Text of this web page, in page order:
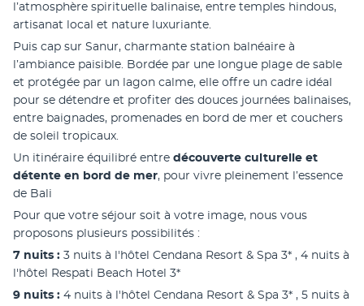
l’atmosphère spirituelle balinaise, entre temples hindous,
artisanat local et nature luxuriante.
Puis cap sur Sanur, charmante station balnéaire à
l’ambiance paisible. Bordée par une longue plage de sable
et protégée par un lagon calme, elle offre un cadre idéal
pour se détendre et profiter des douces journées balinaises,
entre baignades, promenades en bord de mer et couchers
de soleil tropicaux.
Un itinéraire équilibré entre découverte culturelle et
détente en bord de mer, pour vivre pleinement l’essence
de Bali
Pour que votre séjour soit à votre image, nous vous
proposons plusieurs possibilités :
7 nuits : 3 nuits à l'hôtel Cendana Resort & Spa 3* , 4 nuits à
l'hôtel Respati Beach Hotel 3*
9 nuits : 4 nuits à l'hôtel Cendana Resort & Spa 3* , 5 nuits à